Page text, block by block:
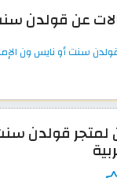
عن قولدن
سنت أو نايس ون
لمتجر قولدن